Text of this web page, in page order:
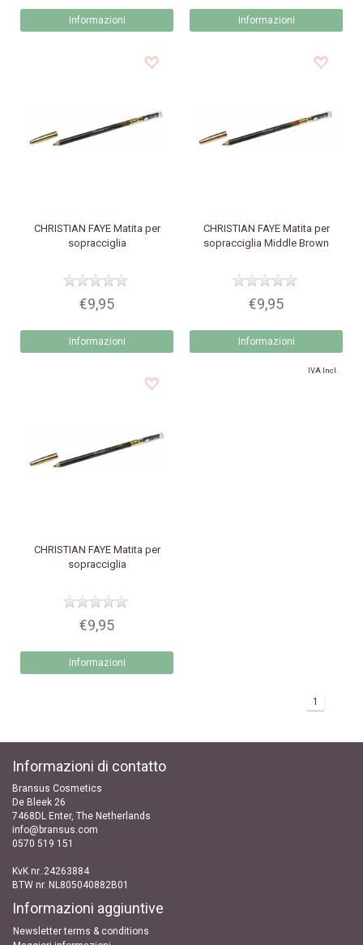
Informazioni Informazioni
CHRISTIAN FAYEMatita per
sopracciglia
€9,95
Informazioni
CHRISTIAN FAYEMatita per
sopracciglia Middle Brown
€9,95
Informazioni
CHRISTIAN FAYEMatita per
sopracciglia
€9,95
Informazioni
IVA Incl.
1
Informazioni di contatto
Bransus Cosmetics
De Bleek 26
7468DL Enter, The Netherlands
info@bransus.com
0570 519 151
KvK nr..24263884
BTW nr. NL805040882B01
Informazioni aggiuntive
Newsletter terms & conditions